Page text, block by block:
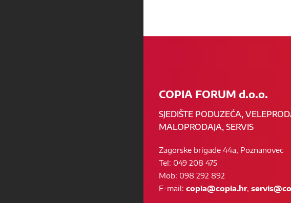
COPIA FORUM d.o.o.
SJEDIŠTE PODUZEĆA,
MALOPRODAJA, SERVIS
Zagorske brigade 44a, Poznanovec
Tel: 049 208 475
Mob: 098 292 892
E-mail: copia@copia.hr,